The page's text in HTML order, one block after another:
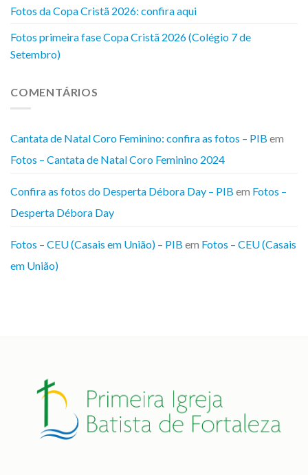
Fotos da Copa Cristã 2026: confira aqui
Fotos primeira fase Copa Cristã 2026 (Colégio 7 de
Setembro)
COMENTÁRIOS
Cantata de Natal Coro Feminino: confira as fotos – PIB em
Fotos – Cantata de Natal Coro Feminino 2024
Confira as fotos do Desperta Débora Day – PIB em Fotos –
Desperta Débora Day
Fotos – CEU (Casais em União) – PIB em Fotos – CEU (Casais
em União)